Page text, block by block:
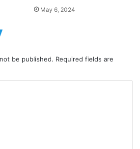
May 6, 2024
be published. Required fields are